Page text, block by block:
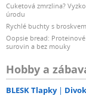
Cuketová zmrzlina?
úrodu
Rychlé buchty s
Oopsie bread:
surovin a bez mouky
Hobby a
BLESK Tlapky